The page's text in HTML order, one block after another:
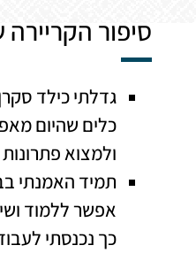
סיפור הקריירה
גדלתי כילד
כלים שהיום
ולמצוא
תמיד האמנתי
אפשר ללמוד
כך נכנסתי